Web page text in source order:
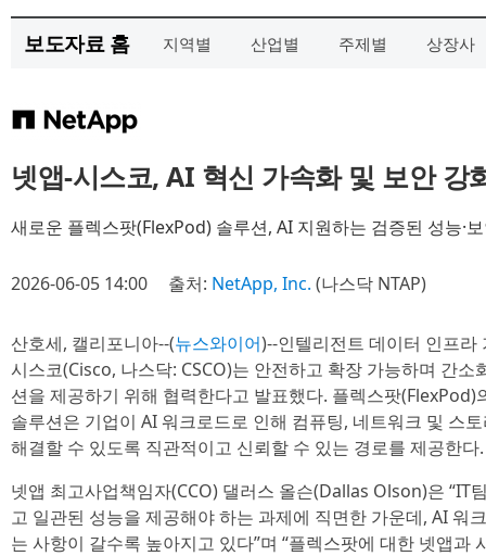
보도자료 홈 지역별 산업별 주제별 상장사
넷앱-시스코, AI 혁신 가속화 및 보안 강
새로운 플렉스팟(FlexPod) 솔루션, AI 지원하는 검증된 성능·
2026-06-05 14:00 출처: NetApp, Inc. (나스닥 NTAP)
산호세, 캘리포니아--(뉴스와이어)--인텔리전트 데이터 인프
시스코(Cisco, 나스닥: CSCO)는 안전하고 확장 가능하며 간
션을 제공하기 위해 협력한다고 발표했다. 플렉스팟
솔루션은 기업이 AI 워크로드로 인해 컴퓨팅, 네트워크 및 스
해결할 수 있도록 직관적이고 신뢰할 수 있는 경로를 제공한다.
넷앱 최고사업책임자(CCO) 댈러스 올슨(Dallas Olson)은 “IT
고 일관된 성능을 제공해야 하는 과제에 직면한 가운데, AI 워
는 사항이 갈수록 높아지고 있다”며 “플렉스팟에 대한 넷앱과